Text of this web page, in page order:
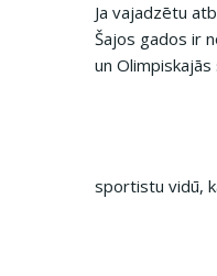
Ja vajadzētu
Šajos gados ir
un
sportistu vidū,